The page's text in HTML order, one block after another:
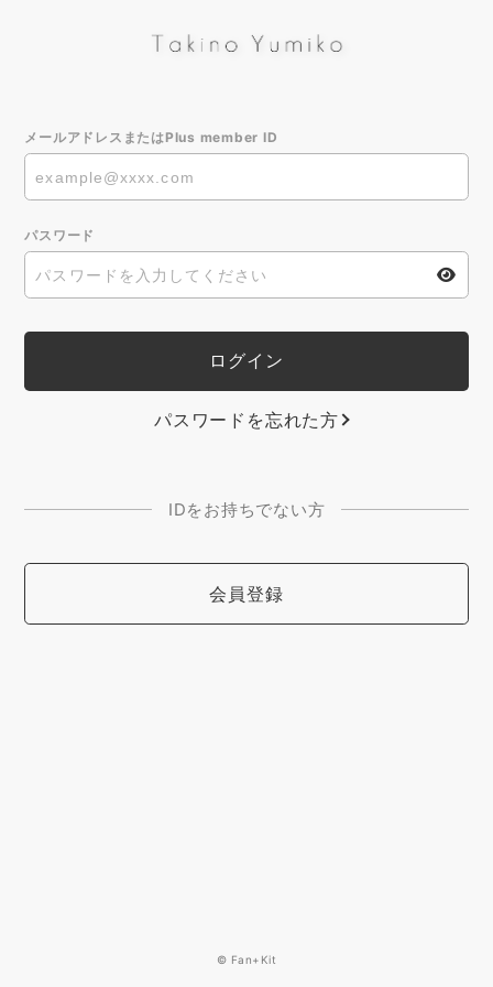
メールアドレスまたはPlus member ID
パスワード
パスワードを忘れた方
IDをお持ちでない方
会員登録
© Fan+Kit